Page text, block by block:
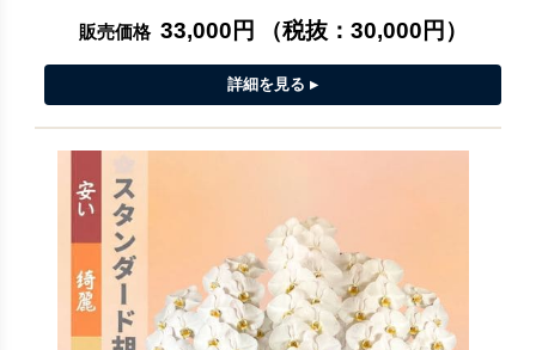
販売価格 33,000円 （税抜： 30,000円 ）